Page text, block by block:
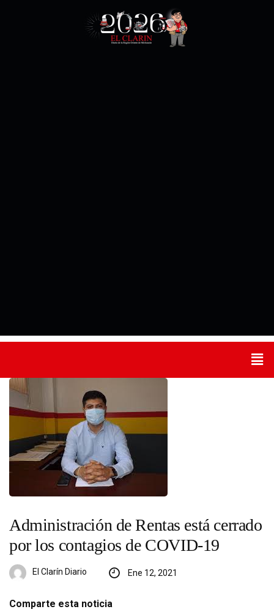
Administración de Rentas está cerrado
por los contagios de COVID-19
El Clarín Diario Ene 12, 2021
Comparte esta noticia